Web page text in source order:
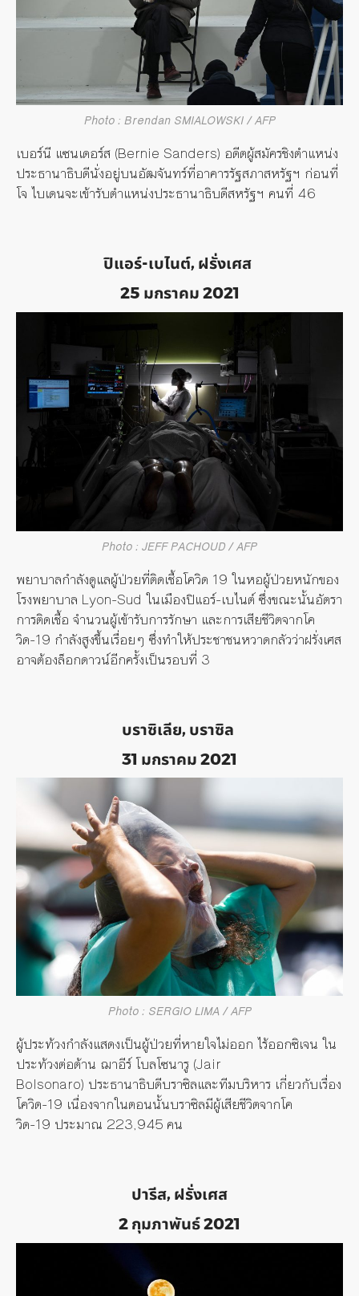
Photo : Brendan SMIALOWSKI / AFP
เบอร์นี แซนเดอร์ส (Bernie Sanders) อดีตผู้สมัครชิงตำแหน่ง
ประธานาธิบดีนั่งอยู่บนอัฒจันทร์ที่อาคารรัฐสภาสหรัฐฯ ก่อนที่
โจ ไบเดนจะเข้ารับตำแหน่งประธานาธิบดีสหรัฐฯ คนที่ 46
ปิแอร์-เบไนต์, ฝรั่งเศส
25 มกราคม 2021
Photo : JEFF PACHOUD / AFP
พยาบาลกำลังดูแลผู้ป่วยที่ติดเชื้อโควิด 19 ในหอผู้ป่วยหนักของ
โรงพยาบาล Lyon-Sud ในเมืองปิแอร์-เบไนต์ ซึ่งขณะนั้นอัตรา
การติดเชื้อ จำนวนผู้เข้ารับการรักษา และการเสียชีวิตจากโค
วิด-19 กำลังสูงขึ้นเรื่อยๆ ซึ่งทำให้ประชาชนหวาดกลัวว่าฝรั่งเศส
อาจต้องล็อกดาวน์อีกครั้งเป็นรอบที่ 3
บราซิเลีย, บราซิล
31 มกราคม 2021
Photo : SERGIO LIMA / AFP
ผู้ประท้วงกำลังแสดงเป็นผู้ป่วยที่หายใจไม่ออก ไร้ออกซิเจน ใน
ประท้วงต่อต้าน ฌาอีร์ โบลโซนารู (Jair
Bolsonaro) ประธานาธิบดีบราซิลและทีมบริหาร เกี่ยวกับเรื่อง
โควิด-19 เนื่องจากในตอนนั้นบราซิลมีผู้เสียชีวิตจากโค
วิด-19 ประมาณ 223,945 คน
ปารีส, ฝรั่งเศส
2 กุมภาพันธ์ 2021